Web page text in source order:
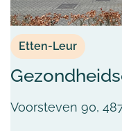
Etten-Leur
Voorsteven 90,